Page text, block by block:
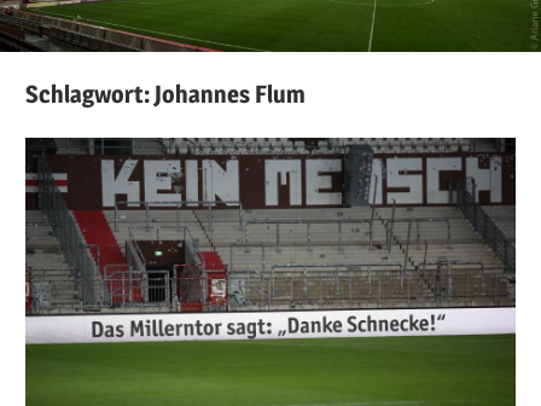
Schlagwort:Johannes Flum